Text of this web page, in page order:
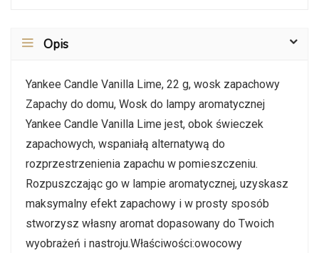
Opis
Yankee Candle Vanilla Lime, 22 g, wosk zapachowy
Zapachy do domu, Wosk do lampy aromatycznej
Yankee Candle Vanilla Lime jest, obok świeczek
zapachowych, wspaniałą alternatywą do
rozprzestrzenienia zapachu w pomieszczeniu.
Rozpuszczając go w lampie aromatycznej, uzyskasz
maksymalny efekt zapachowy i w prosty sposób
stworzysz własny aromat dopasowany do Twoich
wyobrażeń i nastroju.Właściwości:owocowy